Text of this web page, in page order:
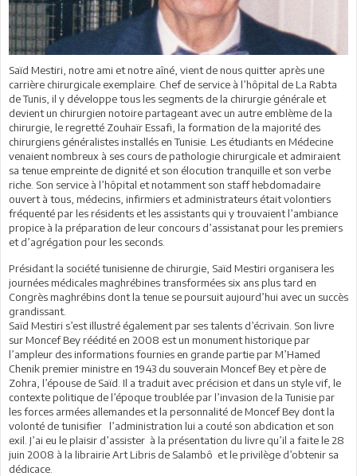
Saïd Mestiri, notre ami et notre aîné, vient de nous quitter après une
carrière chirurgicale exemplaire. Chef de service à l’hôpital de La Rabta
de Tunis, il y développe tous les segments de la chirurgie générale et
devient un chirurgien notoire partageant avec un autre emblème de la
chirurgie, le regretté Zouhaïr Essafi, la formation de la majorité des
chirurgiens généralistes installés en Tunisie. Les étudiants en Médecine
venaient nombreux à ses cours de pathologie chirurgicale et admiraient
sa tenue empreinte de dignité et son élocution tranquille et son verbe
riche. Son service à l’hôpital et notamment son staff hebdomadaire
ouvert à tous, médecins, infirmiers et administrateurs était volontiers
fréquenté par les résidents et les assistants qui y trouvaient l’ambiance
propice à la préparation de leur concours d’assistanat pour les premiers
et d’agrégation pour les seconds.
Présidant la société tunisienne de chirurgie, Saïd Mestiri organisera les
journées médicales maghrébines transformées six ans plus tard en
Congrès maghrébins dont la tenue se poursuit aujourd’hui avec un succès
grandissant.
Saïd Mestiri s’est illustré également par ses talents d’écrivain. Son livre
sur Moncef Bey réédité en 2008 est un monument historique par
l’ampleur des informations fournies en grande partie par M’Hamed
Chenik premier ministre en 1943 du souverain Moncef Bey et père de
Zohra, l’épouse de Saïd. Il a traduit avec précision et dans un style vif, le
contexte politique de l’époque troublée par l’invasion de la Tunisie par
les forces armées allemandes et la personnalité de Moncef Bey dont la
volonté de tunisifier l’administration lui a couté son abdication et son
exil. J’ai eu le plaisir d’assister à la présentation du livre qu’il a faite le 28
juin 2008 à la librairie Art Libris de Salambô et le privilège d’obtenir sa
dédicace.